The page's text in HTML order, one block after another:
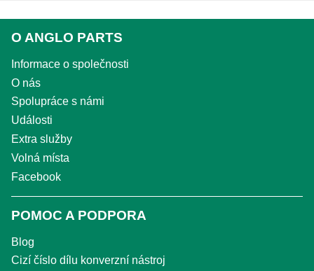
O ANGLO PARTS
Informace o společnosti
O nás
Spolupráce s námi
Události
Extra služby
Volná místa
Facebook
POMOC A PODPORA
Blog
Cizí číslo dílu konverzní nástroj